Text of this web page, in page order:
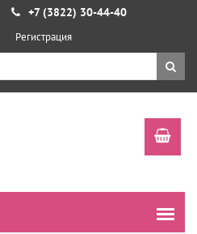
+7 (3822) 30-44-40
Регистрация